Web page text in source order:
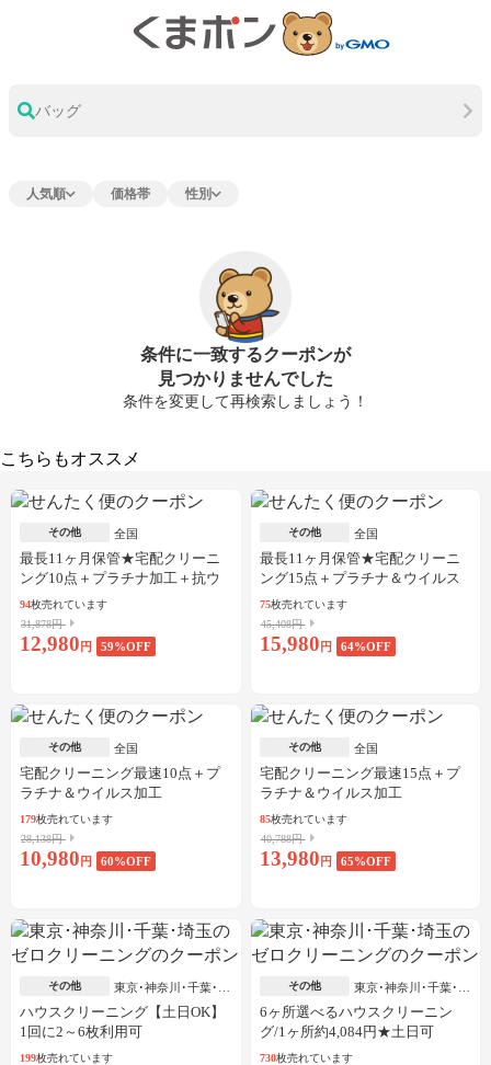
バッグ
人気順 価格帯 性別
条件に一致するクーポンが
見つかりませんでした
条件を変更して再検索しましょう！
こちらもオススメ
その他 全国
最長11ヶ月保管★宅配クリーニ
ング10点＋プラチナ加工＋抗ウ
イルス加工
94枚売れています
31,878円
12,980 円 59%OFF
その他 全国
最長11ヶ月保管★宅配クリーニ
ング15点＋プラチナ＆ウイルス
加工
75枚売れています
45,408円
15,980 円 64%OFF
その他 全国
宅配クリーニング最速10点＋プ
ラチナ＆ウイルス加工
179枚売れています
28,138円
10,980 円 60%OFF
その他 全国
宅配クリーニング最速15点＋プ
ラチナ＆ウイルス加工
85枚売れています
40,788円
13,980 円 65%OFF
その他
東京･神奈川･千葉･埼
玉
ハウスクリーニング【土日OK】
1回に2～6枚利用可
199枚売れています
その他
東京･神奈川･千葉･埼
玉
6ヶ所選べるハウスクリーニン
グ/1ヶ所約4,084円★土日可
730枚売れています